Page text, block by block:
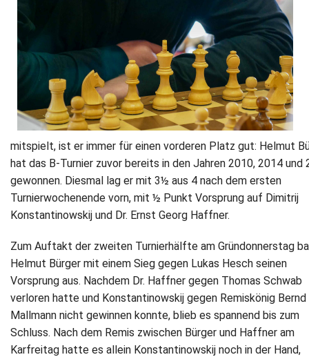
mitspielt, ist er immer für einen vorderen Platz gut: Helmut
hat das B-Turnier zuvor bereits in den Jahren 2010, 2014 und
gewonnen. Diesmal lag er mit 3½ aus 4 nach dem ersten
Turnierwochenende vorn, mit ½ Punkt Vorsprung auf Dimitrij
Konstantinowskij und Dr. Ernst Georg Haffner.
Zum Auftakt der zweiten Turnierhälfte am Gründonnerstag
Helmut Bürger mit einem Sieg gegen Lukas Hesch seinen
Vorsprung aus. Nachdem Dr. Haffner gegen Thomas Schwab
verloren hatte und Konstantinowskij gegen Remiskönig Bernd
Mallmann nicht gewinnen konnte, blieb es spannend bis zum
Schluss. Nach dem Remis zwischen Bürger und Haffner am
Karfreitag hatte es allein Konstantinowskij noch in der Hand,